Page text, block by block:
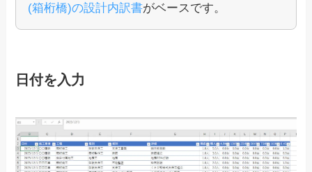
(箱桁橋)の設計内訳書がベースです。
日付を入力